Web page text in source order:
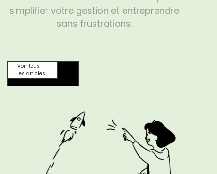
simplifier votre gestion et entreprendre
sans frustrations.
Voir tous
les articles